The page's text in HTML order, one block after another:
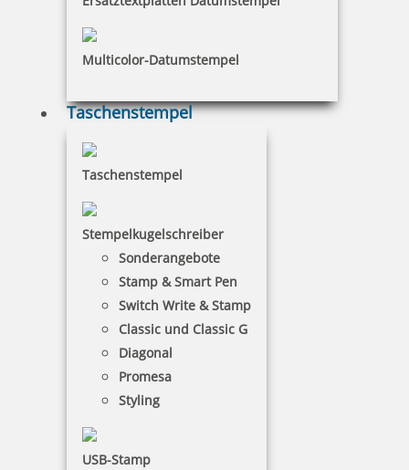
Multicolor-Datumstempel
Taschenstempel
Taschenstempel
Stempelkugelschreiber
Sonderangebote
Stamp & Smart Pen
Switch Write & Stamp
Classic und Classic G
Diagonal
Promesa
Styling
USB-Stamp
Trodat Classic Datumstempel 2910 P03 54x24 mm
43,26 €
Jetzt gestalten